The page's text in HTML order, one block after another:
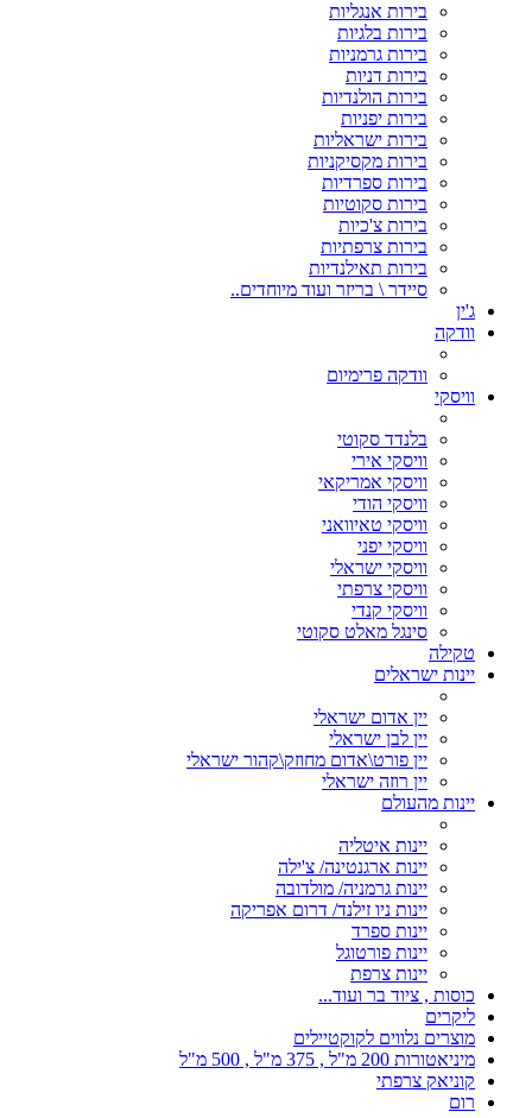
בירות אנגליות
בירות בלגיות
בירות גרמניות
בירות דניות
בירות הולנדיות
בירות יפניות
בירות ישראליות
בירות מקסיקניות
בירות ספרדיות
בירות סקוטיות
בירות צ'כיות
בירות צרפתיות
בירות תאילנדיות
סיידר \ בריזר ועוד מיוחדים..
ג'ין
וודקה
וודקה פרימיום
וויסקי
בלנדד סקוטי
וויסקי אירי
וויסקי אמריקאי
וויסקי הודי
וויסקי טאיוואני
וויסקי יפני
וויסקי ישראלי
וויסקי צרפתי
וויסקי קנדי
סינגל מאלט סקוטי
טקילה
יינות ישראלים
יין אדום ישראלי
יין לבן ישראלי
יין פורט\אדום מחוזק\קהור ישראלי
יין רוזה ישראלי
יינות מהעולם
יינות איטליה
יינות ארגנטינה/ צ'ילה
יינות גרמניה/ מולדובה
יינות ניו זילנד/ דרום אפריקה
יינות ספרד
יינות פורטוגל
יינות צרפת
כוסות , ציוד בר ועוד...
ליקרים
מוצרים נלווים לקוקטיילים
מיניאטורות 200 מ"ל , 375 מ"ל , 500 מ"ל
קוניאק צרפתי
רום